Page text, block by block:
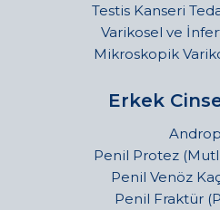
Testis Kanseri
Varikosel ve
Mikroskopik
Erkek
Penil Protez
Penil Venöz
Penil Fraktür